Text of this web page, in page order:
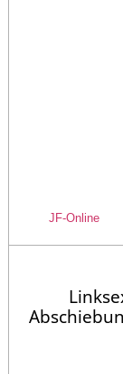
JF-Online